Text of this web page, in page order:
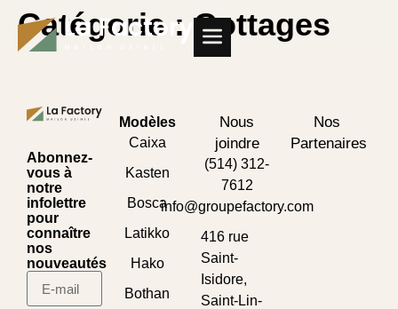
Catégorie : Cottages
Abonnez-
vous à
notre
infolettre
pour
connaître
nos
nouveautés
Modèles
Caixa
Kasten
Bosca
Latikko
Hako
Bothan
Nous
joindre
(514) 312-
7612
info@groupefactory.com
416 rue
Saint-
Isidore,
Saint-Lin-
Nos
Partenaires